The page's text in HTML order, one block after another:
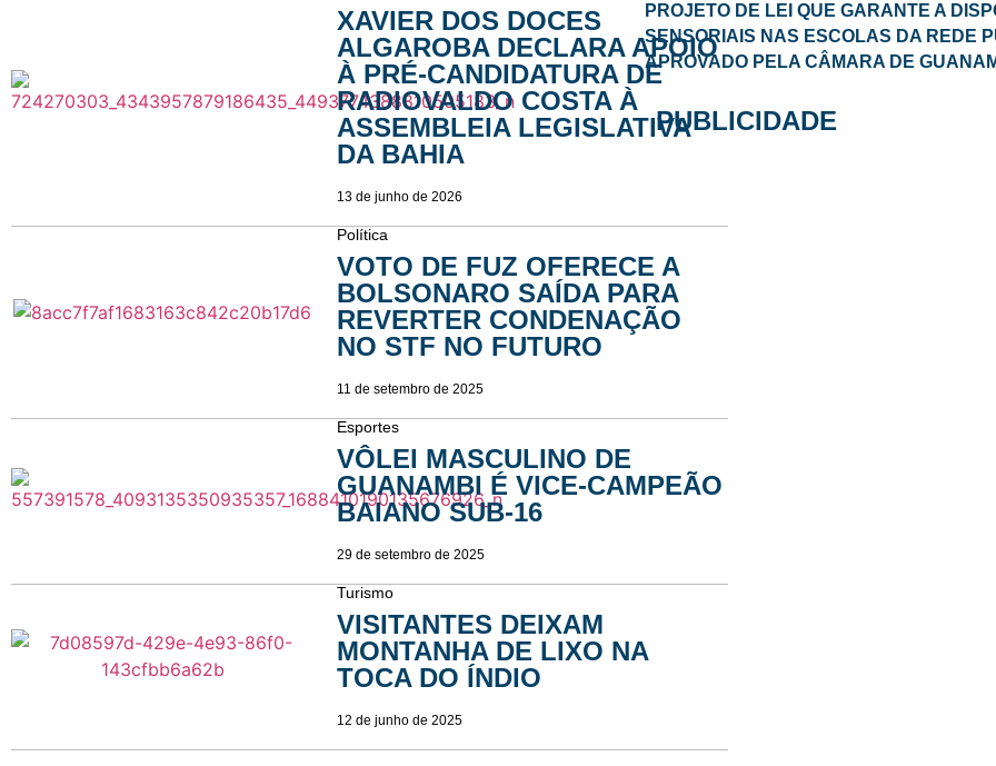
XAVIER DOS DOCES
ALGAROBA DECLARA APOIO
À PRÉ-CANDIDATURA DE
RADIOVALDO COSTA À
ASSEMBLEIA LEGISLATIVA
DA BAHIA
13 de junho de 2026
Política
VOTO DE FUZ OFERECE A
BOLSONARO SAÍDA PARA
REVERTER CONDENAÇÃO
NO STF NO FUTURO
11 de setembro de 2025
Esportes
VÔLEI MASCULINO DE
GUANAMBI É VICE-CAMPEÃO
BAIANO SUB-16
29 de setembro de 2025
Turismo
VISITANTES DEIXAM
MONTANHA DE LIXO NA
TOCA DO ÍNDIO
12 de junho de 2025
PROJETO DE LEI QUE GARANTE A
SENSORIAIS NAS ESCOLAS DA REDE
APROVADO PELA CÂMARA DE
PUBLICIDADE